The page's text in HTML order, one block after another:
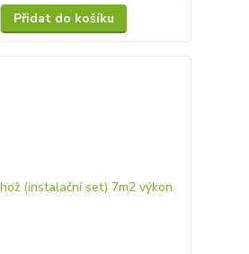
Přidat do košíku